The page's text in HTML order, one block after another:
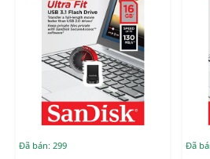
Đã bán: 299 Đã